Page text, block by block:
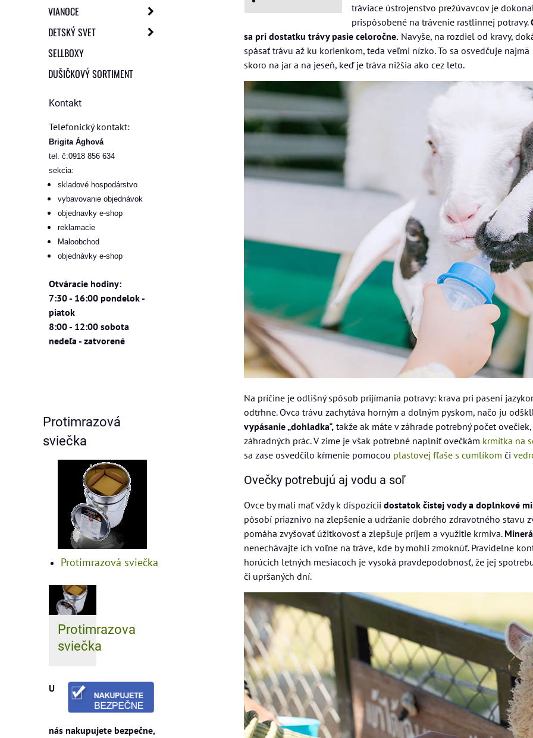
tráviace ústrojenstvo prežúvavcov je
prispôsobené na trávenie rastlinnej potravy.
sa pri dostatku trávy pasie celoročne. Navyše, na rozdiel od kravy,
spásať trávu až ku korienkom, teda veľmi nízko. To sa osvedčuje najmä
skoro na jar a na jeseň, keď je tráva nižšia ako cez leto.
Na príčine je odlišný spôsob prijímania potravy: krava pri pasení
odtrhne. Ovca trávu zachytáva horným a dolným pyskom, načo ju
vypásanie „dohladka", takže ak máte v záhrade potrebný počet
záhradných prác. V zime je však potrebné naplniť ovečkám krmítka na
sa zase osvedčilo kŕmenie pomocou plastovej fľaše s cumlíkom či
Ovečky potrebujú aj vodu a soľ
Ovce by mali mať vždy k dispozícii dostatok čistej vody a doplnkové
pôsobí priaznivo na zlepšenie a udržanie dobrého zdravotného stavu
pomáha zvyšovať úžitkovosť a zlepšuje príjem a využitie krmiva.
nenechávajte ich voľne na tráve, kde by mohli zmoknúť. Pravidelne
horúcich letných mesiacoch je vysoká pravdepodobnosť, že jej
či upršaných dní.
VIANOCE
DETSKÝ SVET
SELLBOXY
DUŠIČKOVÝ SORTIMENT
Kontakt
Telefonický kontakt:
Brigita Ághová
tel. č:0918 856 634
sekcia:
skladové hospodárstvo
vybavovanie objednávok
objednavky e-shop
reklamacie
Maloobchod
objednávky e-shop
Otváracie hodiny:
7:30 - 16:00 pondelok -
piatok
8:00 - 12:00 sobota
nedeľa - zatvorené
Protimrazová
sviečka
Protimrazová sviečka
Protimrazova
sviečka
U
nás nakupujete bezpečne,